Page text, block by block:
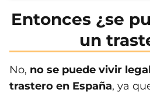
Entonces ¿se
un
No, no se puede vivir
trastero en España, ya